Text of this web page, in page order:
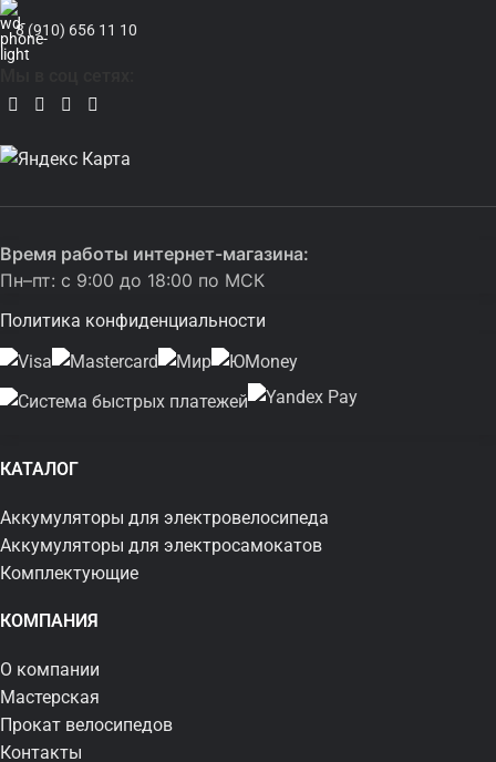
8 (910) 656 11 10
Время работы интернет-магазина:
Пн–пт: с 9:00 до 18:00 по МСК
Политика конфиденциальности
КАТАЛОГ
Аккумуляторы для электровелосипеда
Аккумуляторы для электросамокатов
Комплектующие
КОМПАНИЯ
О компании
Мастерская
Прокат велосипедов
Контакты